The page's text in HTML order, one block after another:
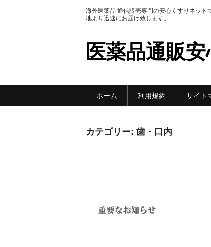
海外医薬品 通信販売専門の安心くすりネッ
地より迅速にお届け致します。
医薬品通販
ホーム 利用規約 サイト
カテゴリー: 歯・口内